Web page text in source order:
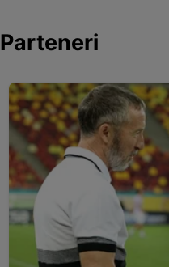
Parteneri